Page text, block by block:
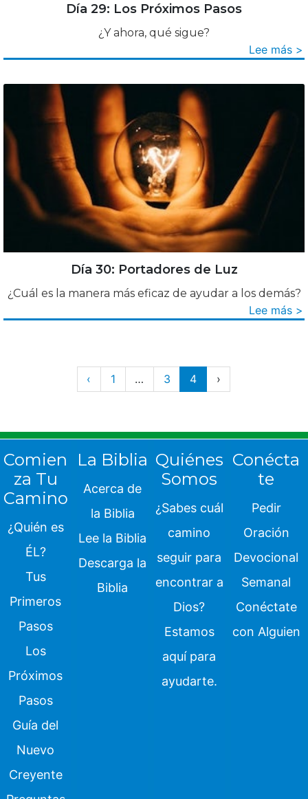
Día 29: Los Próximos Pasos
¿Y ahora, qué sigue?
Lee más >
Día 30: Portadores de Luz
¿Cuál es la manera más eficaz de ayudar a los demás?
Lee más >
‹ 1 … 3 4 ›
Comien
za Tu
Camino
¿Quién es
ÉL?
Tus
Primeros
Pasos
Los
Próximos
Pasos
Guía del
Nuevo
Creyente
La Biblia
Acerca de
la Biblia
Lee la Biblia
Descarga la
Biblia
Quiénes
Somos
¿Sabes cuál
camino
seguir para
encontrar a
Dios?
Estamos
aquí para
ayudarte.
Conécta
te
Pedir
Oración
Devocional
Semanal
Conéctate
con Alguien